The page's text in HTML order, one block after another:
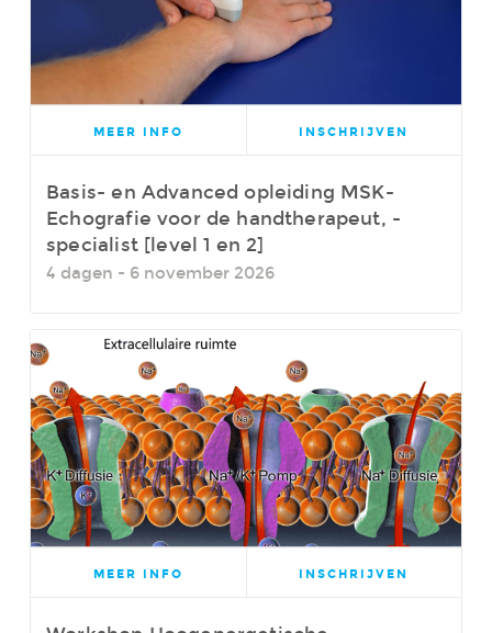
MEER INFO INSCHRIJVEN
Basis- en Advanced opleiding MSK-
Echografie voor de handtherapeut, -
specialist [level 1 en 2]
4 dagen - 6 november 2026
MEER INFO INSCHRIJVEN